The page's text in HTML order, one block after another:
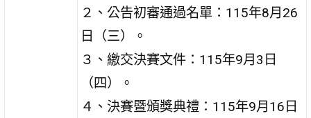
２、公告初審通過名單：115年8月26
日（三）。
３、繳交決賽文件：115年9月3日
（四）。
４、決賽暨頒獎典禮：115年9月16日